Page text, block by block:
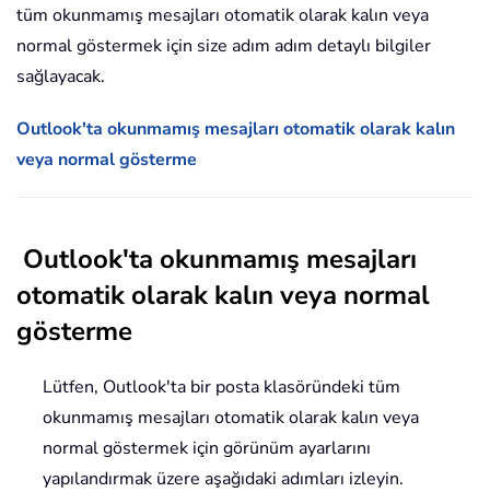
tüm okunmamış mesajları otomatik olarak kalın veya
normal göstermek için size adım adım detaylı bilgiler
sağlayacak.
Outlook'ta okunmamış mesajları otomatik olarak kalın
veya normal gösterme
Outlook'ta okunmamış mesajları
otomatik olarak kalın veya normal
gösterme
Lütfen, Outlook'ta bir posta klasöründeki tüm
okunmamış mesajları otomatik olarak kalın veya
normal göstermek için görünüm ayarlarını
yapılandırmak üzere aşağıdaki adımları izleyin.